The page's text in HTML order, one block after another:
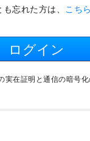
忘れた方は、 こちら
ログイン
実在証明と通信の暗号